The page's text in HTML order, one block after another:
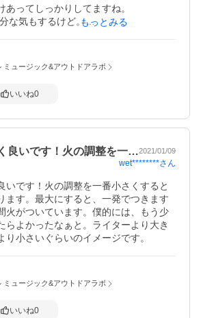
あってしっかりしてますね。
な気もするけど。 もっとみる
ミュージック&アウトドアラボ
いいね0
良いです！火の調整を一…2021/01/09
wet********さん
いです！火の調整を一番小さくすると
ます。最大にすると、一発でつきます
火がついています。僕的には、もう少
らよかったなぁと。ライターより大き
り小さいぐらいのイメージです。
ミュージック&アウトドアラボ
いいね0